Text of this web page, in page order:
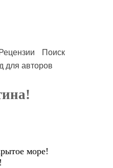
Рецензии
Поиск
для авторов
море!